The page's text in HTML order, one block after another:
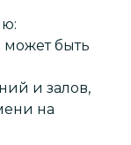
может быть
и залов,
на